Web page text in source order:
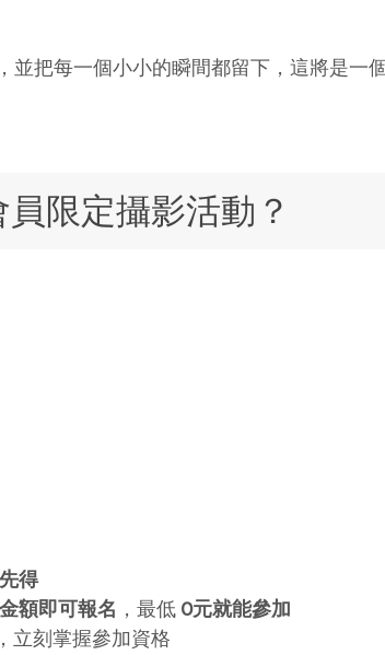
並把每一個小小的瞬間都留下，這將是一
限定攝影活動？
得
額即可報名 ，最低 0元就能參加
立刻掌握參加資格